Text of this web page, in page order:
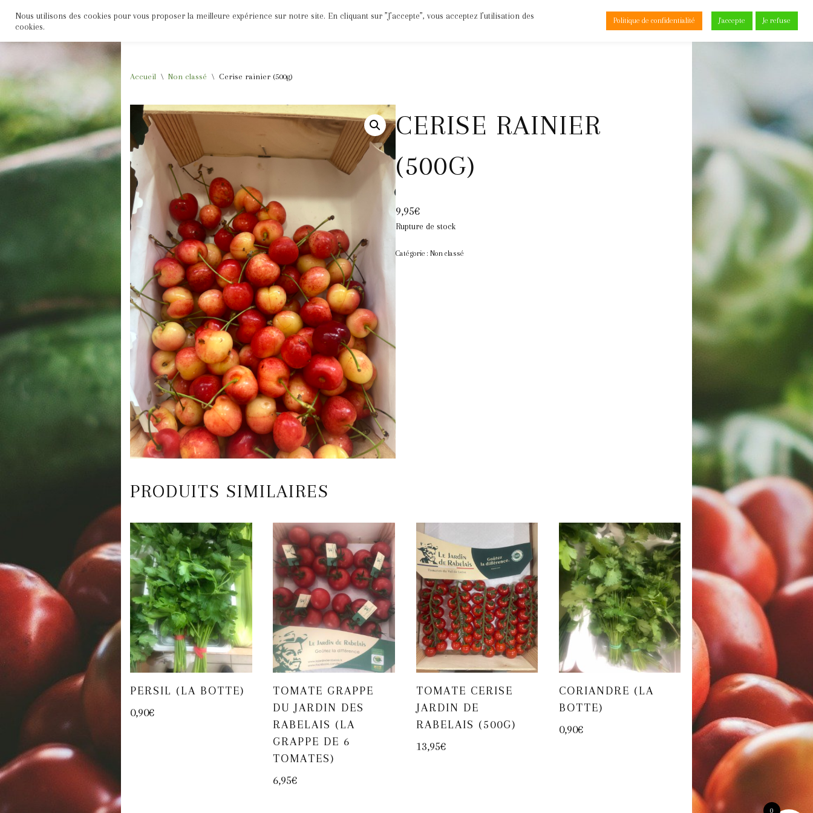
Aller
Accueil Boutique Fruits Légumes Epices Jus Divers Bio Mon Compte
Accueil \ Non classé \ Cerise rainier (500g)
CERISE RAINIER
(500G)
9,95€
Rupture de stock
Catégorie : Non classé
PRODUITS SIMILAIRES
PERSIL (LA BOTTE)
0,90€
TOMATE GRAPPE
DU JARDIN DES
RABELAIS (LA
GRAPPE DE 6
TOMATES)
6,95€
TOMATE CERISE
JARDIN DE
RABELAIS (500G)
13,95€
CORIANDRE (LA
BOTTE)
0,90€
Nous utilisons des cookies pour vous proposer la meilleure expérience sur notre site. En cliquant sur ”J’accepte”, vous acceptez l’utilisation des
cookies.
Politique de confidentialité J'accepte Je refuse
0